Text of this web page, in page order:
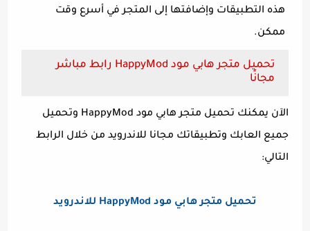
هذه التطبيقات وإضافتها إلى المتجر في أسرع وقت
ممكن.
تحميل متجر هابي مود HappyMod رابط مباشر
مجانًا
الآن يمكنك تحميل متجر هابي مود HappyMod وتحميل
جميع العابك وتطبيقاتك مجانا للاندرويد من خلال الرابط
التالي:
تحميل متجر هابي مود HappyMod للاندرويد